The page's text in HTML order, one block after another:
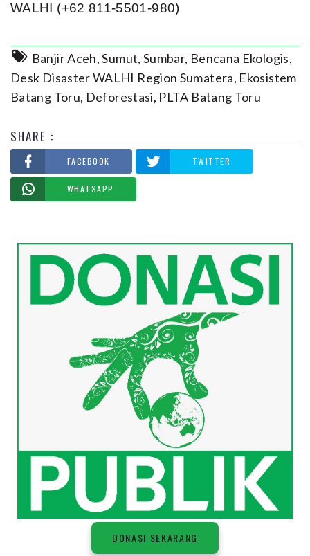
WALHI (+62 811-5501-980)
Banjir Aceh, Sumut, Sumbar, Bencana Ekologis,
Desk Disaster WALHI Region Sumatera, Ekosistem
Batang Toru, Deforestasi, PLTA Batang Toru
SHARE :
FACEBOOK TWITTER
WHATSAPP
DONASI SEKARANG